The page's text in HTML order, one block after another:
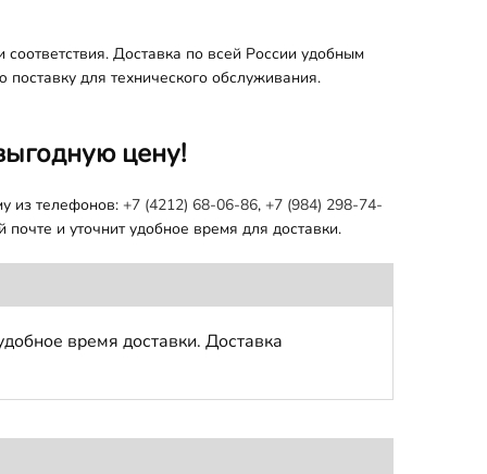
Доставка по всей России удобным
для технического обслуживания.
цену!
из телефонов: +7 (4212) 68-06-86, +7 (984) 298-74-
и уточнит удобное время для доставки.
время доставки. Доставка